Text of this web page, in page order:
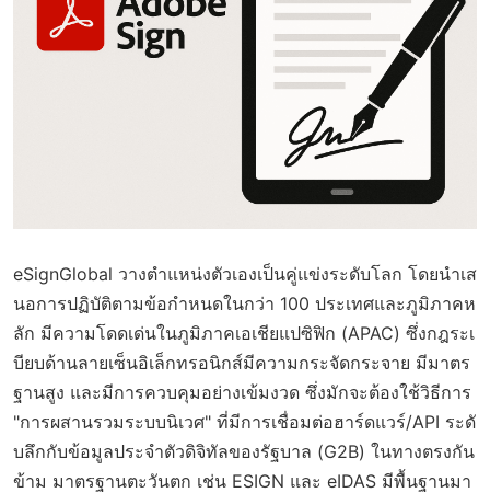
eSignGlobal วางตำแหน่งตัวเองเป็นคู่แข่งระดับโลก โดยนำเส
นอการปฏิบัติตามข้อกำหนดในกว่า 100 ประเทศและภูมิภาคห
ลัก มีความโดดเด่นในภูมิภาคเอเชียแปซิฟิก (APAC) ซึ่งกฎระเ
บียบด้านลายเซ็นอิเล็กทรอนิกส์มีความกระจัดกระจาย มีมาตร
ฐานสูง และมีการควบคุมอย่างเข้มงวด ซึ่งมักจะต้องใช้วิธีการ
"การผสานรวมระบบนิเวศ" ที่มีการเชื่อมต่อฮาร์ดแวร์/API ระดั
บลึกกับข้อมูลประจำตัวดิจิทัลของรัฐบาล (G2B) ในทางตรงกัน
ข้าม มาตรฐานตะวันตก เช่น ESIGN และ eIDAS มีพื้นฐานมา